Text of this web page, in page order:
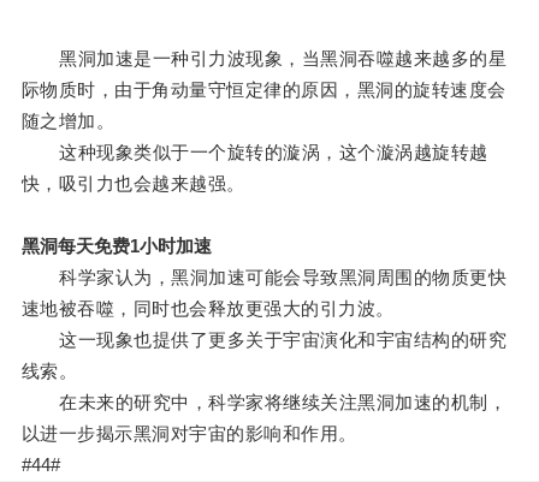
黑洞加速是一种引力波现象，当黑洞吞噬越来越多的星
际物质时，由于角动量守恒定律的原因，黑洞的旋转速度会
随之增加。
这种现象类似于一个旋转的漩涡，这个漩涡越旋转越
快，吸引力也会越来越强。
黑洞每天免费1小时加速
科学家认为，黑洞加速可能会导致黑洞周围的物质更快
速地被吞噬，同时也会释放更强大的引力波。
这一现象也提供了更多关于宇宙演化和宇宙结构的研究
线索。
在未来的研究中，科学家将继续关注黑洞加速的机制，
以进一步揭示黑洞对宇宙的影响和作用。
#44#